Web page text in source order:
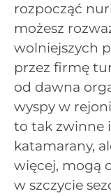
rozpocząć
możesz
wolniejszych
przez firmę
od dawna
wyspy w
to tak zwinne
katamarany,
więcej, mogą
w szczycie